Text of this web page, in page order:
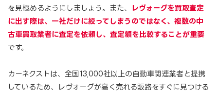
を見極めるようにしましょう。また、
レヴォーグを買取査定
に出す際は、一社だけに絞ってしまうのではなく、複数の中
古車買取業者に査定を依頼し、査定額を比較することが重要
です。
カーネクストは、全国13,000社以上の自動車関連業者と提携
しているため、レヴォーグが高く売れる販路をすぐに見つける